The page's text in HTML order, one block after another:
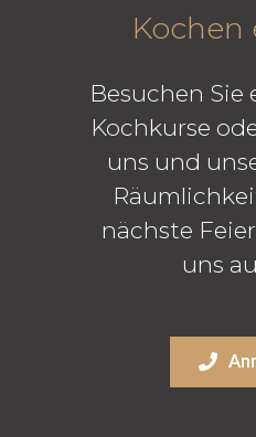
Kochen
Besuchen Sie
Kochkurse
uns und
nächste
uns